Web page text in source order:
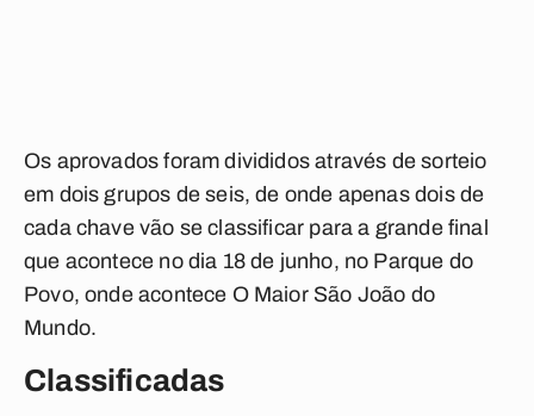
Os aprovados foram divididos através de sorteio
em dois grupos de seis, de onde apenas dois de
cada chave vão se classificar para a grande final
que acontece no dia 18 de junho, no Parque do
Povo, onde acontece O Maior São João do
Mundo.
Classificadas